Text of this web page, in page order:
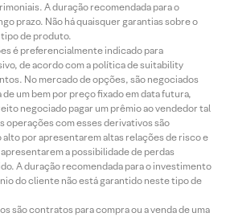
A duração recomendada para o
prazo. Não há quaisquer garantias sobre o
de produto.
é preferencialmente indicado para
de acordo com a política de suitability
No mercado de opções, são negociados
um bem por preço fixado em data futura,
negociado pagar um prêmio ao vendedor tal
operações com esses derivativos são
por apresentarem altas relações de risco e
a possibilidade de perdas
A duração recomendada para o investimento
do cliente não está garantido neste tipo de
são contratos para compra ou a venda de uma